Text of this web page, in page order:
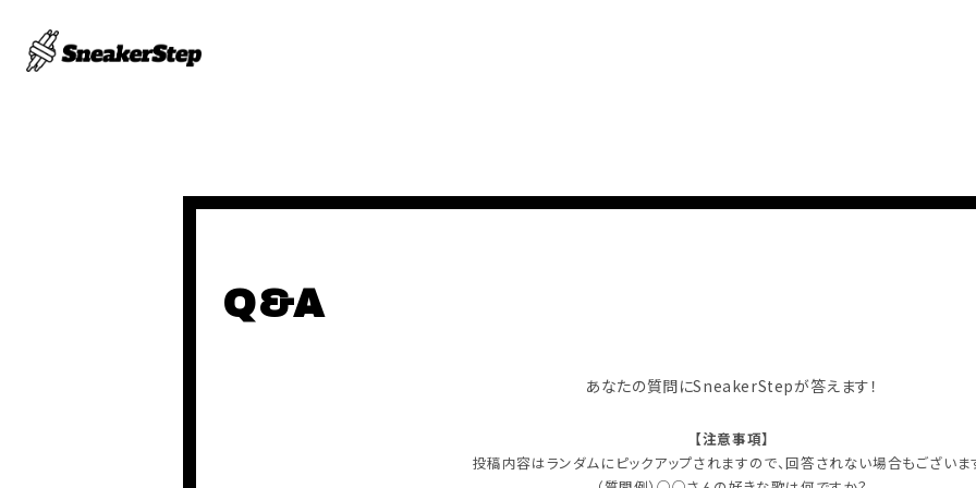
Q&A
あなたの質問にSneakerStepが答えます！
【注意事項】
投稿内容はランダムにピックアップされますので、回答されない場合もございま